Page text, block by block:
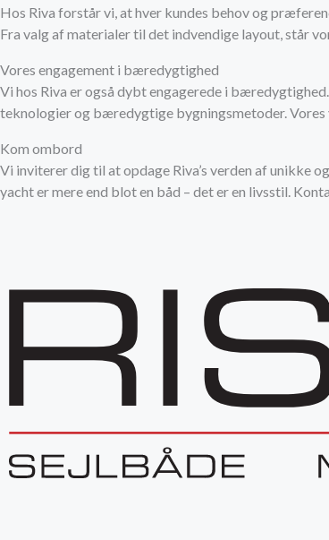
Hos Riva forstår vi, at hver kundes behov og
Fra valg af materialer til det indvendige layout, står
Vores engagement i bæredygtighed
Vi hos Riva er også dybt engagerede i
teknologier og bæredygtige bygningsmetoder. Vores
Kom ombord
Vi inviterer dig til at opdage Riva’s verden af unikke
yacht er mere end blot en båd – det er en livsstil.